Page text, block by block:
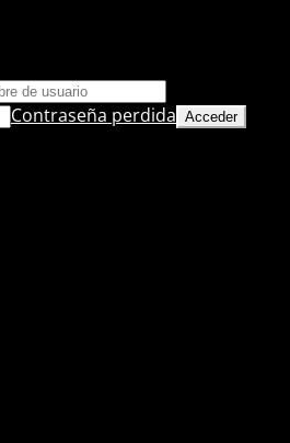
Contraseña perdida